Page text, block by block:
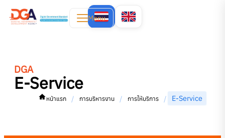
Menu
DGA
E-Service
หน้าแรก / การบริหารงาน / การให้บริการ / E-Service